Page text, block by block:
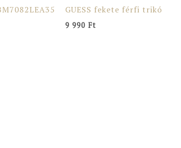
GUESS fekete férfi trikó
9 990Ft